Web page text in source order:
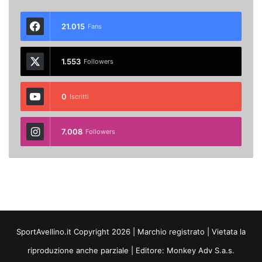
21.015 Fans
1.553 Followers
0 Iscritti
7.008 Followers
SportAvellino.it Copyright 2026 | Marchio registrato | Vietata la
riproduzione anche parziale | Editore: Monkey Adv S.a.s.